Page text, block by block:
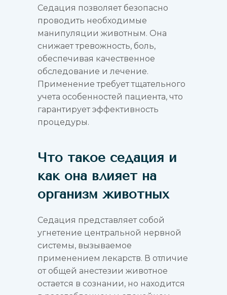
Седация позволяет безопасно
проводить необходимые
манипуляции животным. Она
снижает тревожность, боль,
обеспечивая качественное
обследование и лечение.
Применение требует тщательного
учета особенностей пациента, что
гарантирует эффективность
процедуры.
Что такое седация и
как она влияет на
организм животных
Седация представляет собой
угнетение центральной нервной
системы, вызываемое
применением лекарств. В отличие
от общей анестезии животное
остается в сознании, но находится